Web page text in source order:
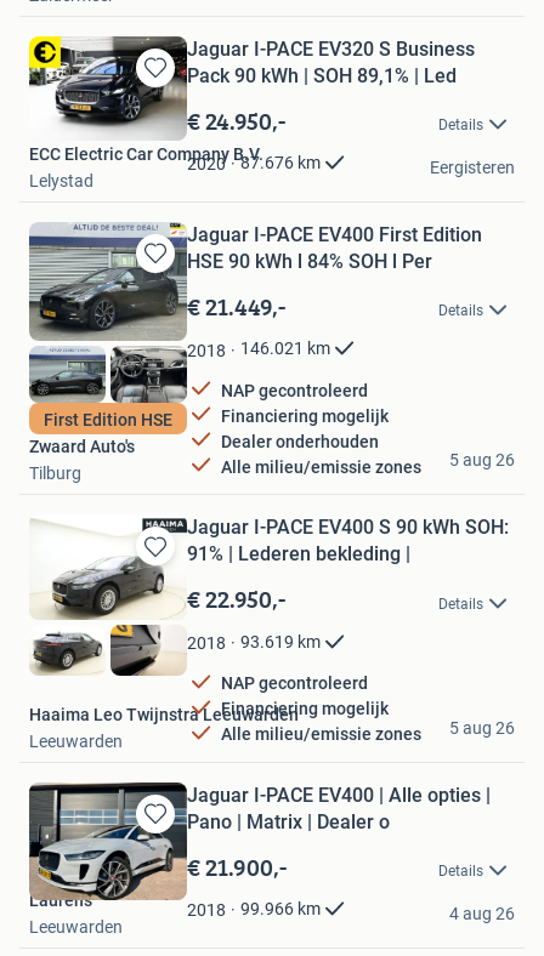
Bewaren
in
Mijn
Favorieten
Jaguar I-PACE EV320 S Business
Pack 90 kWh | SOH 89,1% | Led
€ 24.950,- Details
2020 87.676 km
ECC Electric Car Company B.V.
Lelystad
Eergisteren
Bewaren
Mijn
Favorieten
First Edition HSE
Jaguar I-PACE EV400 First Edition
HSE 90 kWh l 84% SOH l Per
€ 21.449,- Details
2018 146.021 km
NAP gecontroleerd
Financiering mogelijk
Dealer onderhouden
Alle milieu/emissie zones
Zwaard Auto's
Tilburg
5 aug 26
Bewaren
in
Mijn
Favorieten
Jaguar I-PACE EV400 S 90 kWh SOH:
91% | Lederen bekleding |
€ 22.950,- Details
2018 93.619 km
NAP gecontroleerd
Financiering mogelijk
Alle milieu/emissie zones
Haaima Leo Twijnstra Leeuwarden
Leeuwarden
5 aug 26
Bewaren
in
Mijn
Favorieten
Jaguar I-PACE EV400 | Alle opties |
Pano | Matrix | Dealer o
€ 21.900,- Details
2018 99.966 km
Laurens
Leeuwarden
4 aug 26